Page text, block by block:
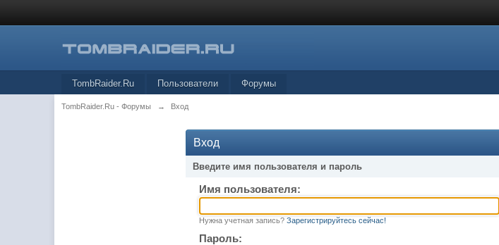
TombRaider.Ru Пользователи Форумы
TombRaider.Ru - Форумы → Вход
Вход
Введите имя пользователя и пароль
Имя пользователя:
Нужна учетная запись? Зарегистрируйтесь сейчас!
Пароль: